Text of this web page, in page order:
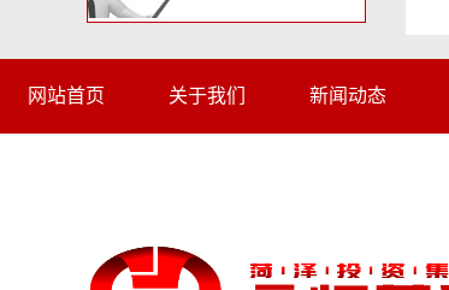
网站首页 关于我们 新闻动态